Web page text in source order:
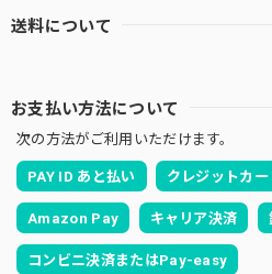
送料について
お支払い方法について
次の方法がご利用いただけます。
PAY ID あと払い クレジットカー
Amazon Pay キャリア決済
コンビニ決済またはPay-easy